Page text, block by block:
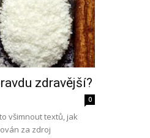
zdravější?
0
všimnout textů, jak
za zdroj